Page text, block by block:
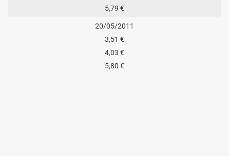
5,79 €
20/05/2011
3,51 €
4,03 €
5,80 €